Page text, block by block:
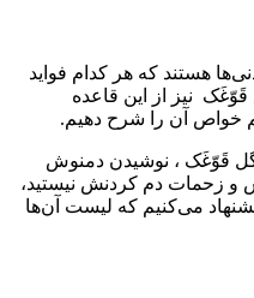
هستند که هر کدام فواید
نیز از این قاعده
خواص آن را شرح دهیم.
قَوّغَک ، نوشیدن دمنوش
زحمات دم کردنش نیستید،
می‌کنیم که لیست آن‌ها